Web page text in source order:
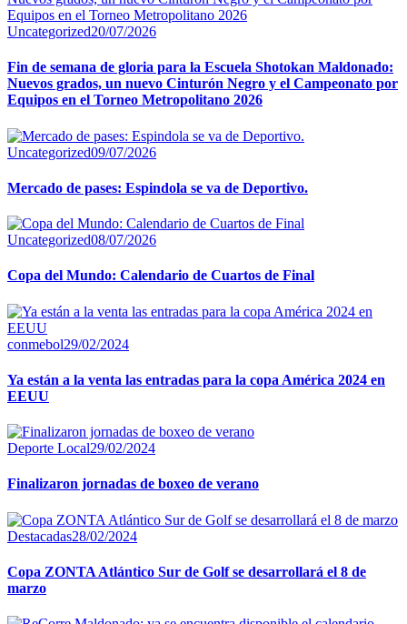
Uncategorized20/07/2026
Fin de semana de gloria para la Escuela Shotokan Maldonado:
Nuevos grados, un nuevo Cinturón Negro y el Campeonato por
Equipos en el Torneo Metropolitano 2026
Uncategorized09/07/2026
Mercado de pases: Espindola se va de Deportivo.
Uncategorized08/07/2026
Copa del Mundo: Calendario de Cuartos de Final
conmebol29/02/2024
Ya están a la venta las entradas para la copa América 2024 en
EEUU
Deporte Local29/02/2024
Finalizaron jornadas de boxeo de verano
Destacadas28/02/2024
Copa ZONTA Atlántico Sur de Golf se desarrollará el 8 de
marzo